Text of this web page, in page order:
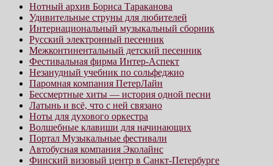
Нотный архив Бориса Тараканова
Удивительные струны для любителей
Интернациональный музыкальный сборник
Русский электронный песенник
Межконтинентальный детский песенник
Фестивальная фирма Интер-Аспект
Незанудный учебник по сольфеджио
Паромная компания ПетерЛайн
Бессмертные хиты — история одной песни
Латынь и всё, что с ней связано
Ноты для духового оркестра
Волшебные клавиши для начинающих
Портал Музыкальные фестивали
Автобусная компания Эколайнс
Финский визовый центр в Санкт-Петербурге